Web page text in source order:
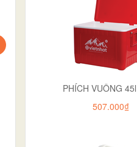
PHÍCH VUÔNG
507.000₫